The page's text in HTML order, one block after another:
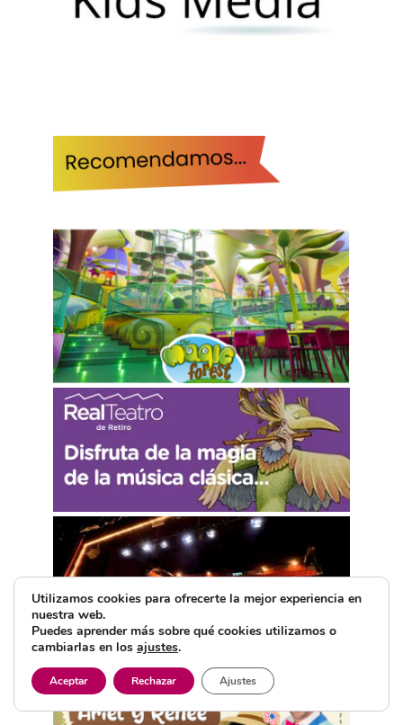
Utilizamos cookies para ofrecerte la mejor experiencia en
nuestra web.
Puedes aprender más sobre qué cookies utilizamos o
cambiarlas en los ajustes.
Aceptar Rechazar Ajustes